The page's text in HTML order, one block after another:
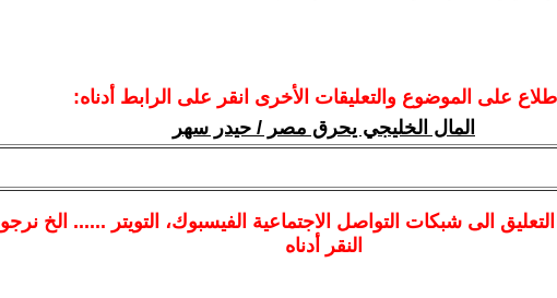
على الموضوع والتعليقات الأخرى انقر على الرابط أدناه:
المال الخليجي يحرق مصر / حيدر سهر
التعليق الى شبكات التواصل الاجتماعية الفيسبوك، التويتر ...... الخ نرجو
النقر أدناه